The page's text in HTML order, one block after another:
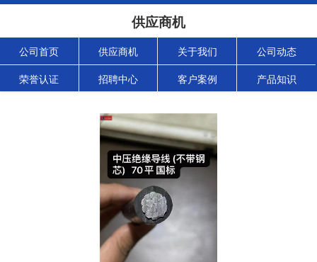
供应商机
公司首页 供应商机 关于我们 公司动态
荣誉认证 招聘中心 客户案例 产品知识